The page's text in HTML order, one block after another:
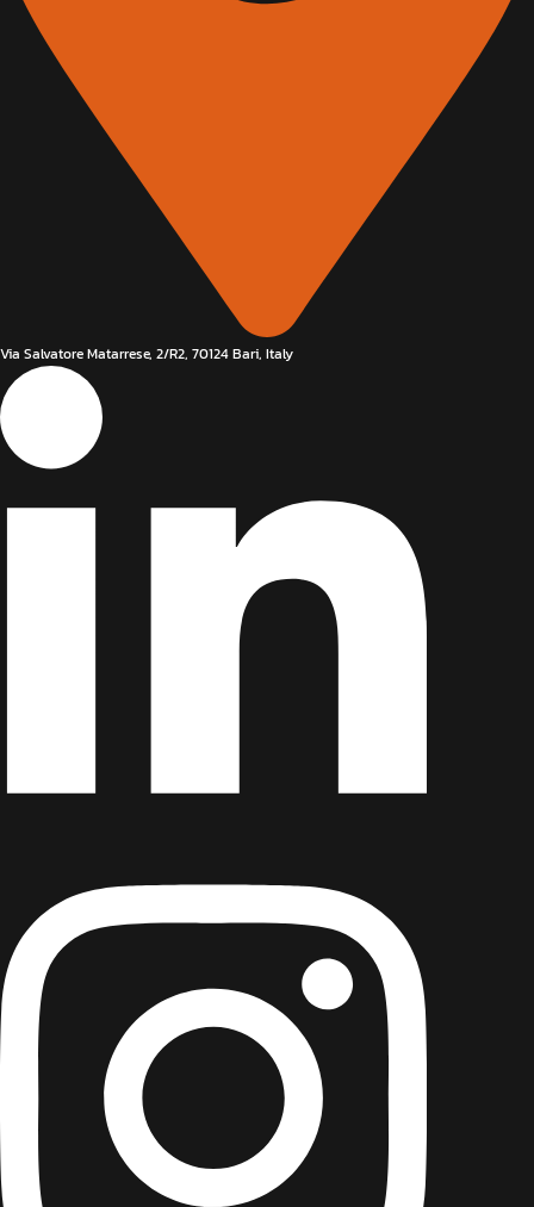
Via Salvatore Matarrese, 2/R2, 70124 Bari, Italy